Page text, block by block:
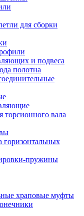
для сборки
и подвеса
полотна
вала
горизонтальных
пружины
храповые муфты